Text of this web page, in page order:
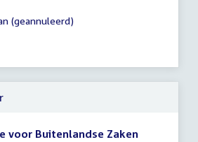
(geannuleerd)
voor Buitenlandse Zaken